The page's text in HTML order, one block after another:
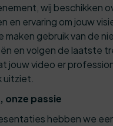
wij beschikken
en ervaring om jouw
maken gebruik van de
en volgen de laatste
jouw video er
uitziet.
onze passie
hebben we